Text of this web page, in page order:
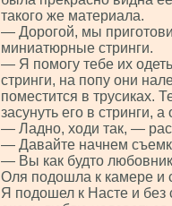
такого же материала.
— Дорогой, мы
миниатюрные стринги.
— Я помогу тебе их
стринги, на попу они
поместится в трусиках.
засунуть его в стринги,
— Ладно, ходи так, —
— Давайте начнем
— Вы как будто
Оля подошла к камере и
Я подошел к Насте и без